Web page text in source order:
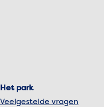
Het park
Veelgestelde vragen